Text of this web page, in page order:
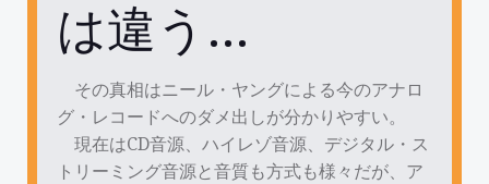
は違う…
その真相はニール・ヤングによる今のアナロ
グ・レコードへのダメ出しが分かりやすい。
現在はCD音源、ハイレゾ音源、デジタル・ス
トリーミング音源と音質も方式も様々だが、ア